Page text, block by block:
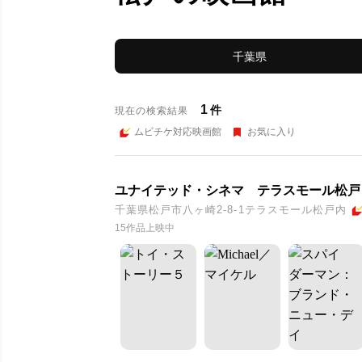
千葉県
現在の検索結果 1件
ムビチケ対応映画館 お気に入り
ユナイテッド・シネマ テラスモール松戸
千葉県松戸市八ヶ崎2-8-1テラスモール松戸内
15作品上映中